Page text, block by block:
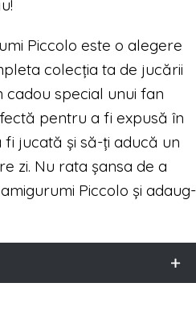
Piccolo este o alegere
colecția ta de jucării
special unui fan
pentru a fi expusă în
jucată și să-ți aducă un
zi. Nu rata șansa de a
Piccolo și adaug-